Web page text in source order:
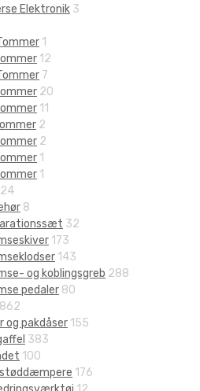
Elektronik 3
1
12
7
20
11
2
2
1
1
8
32
173
143
og koblingsgreb 288
pedaler 80
862
og pakdåser 155
383
100
176